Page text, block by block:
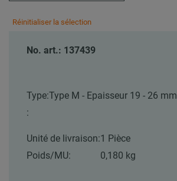
Réinitialiser la sélection
No. art.: 137439
Type:Type M - Epaisseur 19 - 26 mm
:
Unité de livraison:1 Pièce
Poids/MU:
0,180 kg